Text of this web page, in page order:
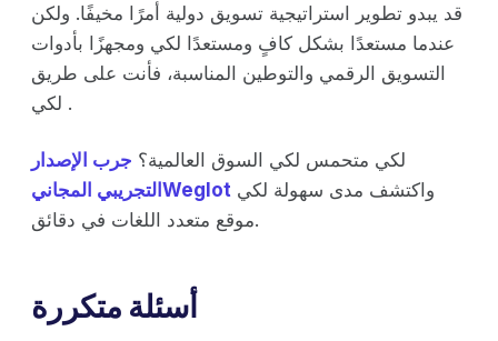
قد يبدو تطوير استراتيجية تسويق دولية أمرًا مخيفًا. ولكن
عندما مستعدًا بشكل كافٍ ومستعدًا لكي ومجهزًا بأدوات
التسويق الرقمي والتوطين المناسبة، فأنت على طريق
لكي .
لكي متحمس لكي السوق العالمية؟ جرب الإصدار
التجريبي المجانيWeglot
موقع متعدد اللغات في دقائق.
أسئلة متكررة